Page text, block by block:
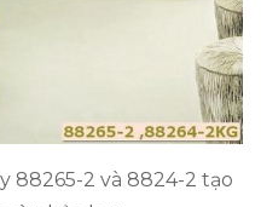
88265-2 và 8824-2 tạo